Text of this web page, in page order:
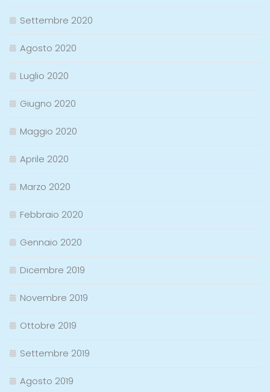
Settembre 2020
Agosto 2020
Luglio 2020
Giugno 2020
Maggio 2020
Aprile 2020
Marzo 2020
Febbraio 2020
Gennaio 2020
Dicembre 2019
Novembre 2019
Ottobre 2019
Settembre 2019
Agosto 2019